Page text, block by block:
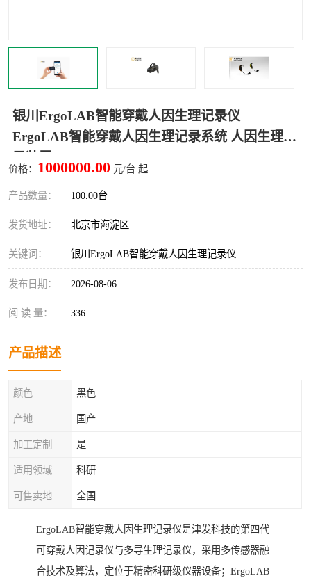
银川ErgoLAB智能穿戴人因生理记录仪
ErgoLAB智能穿戴人因生理记录系统 人因生理记
价格： 1000000.00 元/台 起
产品数量： 100.00台
发货地址： 北京市海淀区
关键词： 银川ErgoLAB智能穿戴人因生理记录仪
发布日期： 2026-08-06
阅 读 量： 336
产品描述
颜色 黑色
产地 国产
加工定制 是
适用领域 科研
可售卖地 全国
ErgoLAB智能穿戴人因生理记录仪是津发科技的第四代
可穿戴人因记录仪与多导生理记录仪，采用多传感器融
合技术及算法，定位于精密科研级仪器设备；ErgoLAB